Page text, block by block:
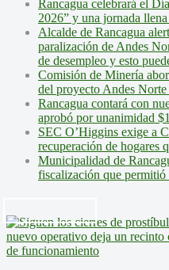
Rancagua celebrará el
2026” y una jornada
Alcalde de Rancagua
paralización de Andes
de desempleo y esto
Comisión de Minería
del proyecto Andes
Rancagua contará con
aprobó por unanimidad
SEC O’Higgins exige a
recuperación de hogares
Municipalidad de
fiscalización que permitió